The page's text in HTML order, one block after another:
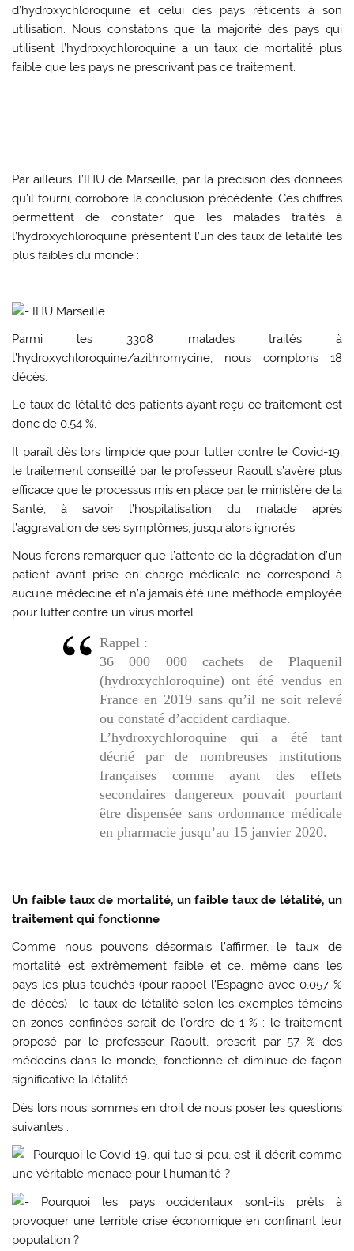
d’hydroxychloroquine et celui des pays réticents à son
utilisation. Nous constatons que la majorité des pays qui
utilisent l’hydroxychloroquine a un taux de mortalité plus
faible que les pays ne prescrivant pas ce traitement.
Par ailleurs, l’IHU de Marseille, par la précision des données
qu’il fourni, corrobore la conclusion précédente. Ces chiffres
permettent de constater que les malades traités à
l’hydroxychloroquine présentent l’un des taux de létalité les
plus faibles du monde :
IHU Marseille
Parmi les 3308 malades traités à
l’hydroxychloroquine/azithromycine, nous comptons 18
décès.
Le taux de létalité des patients ayant reçu ce traitement est
donc de 0,54 %.
Il paraît dès lors limpide que pour lutter contre le Covid-19,
le traitement conseillé par le professeur Raoult s’avère plus
efficace que le processus mis en place par le ministère de la
Santé, à savoir l’hospitalisation du malade après
l’aggravation de ses symptômes, jusqu’alors ignorés.
Nous ferons remarquer que l’attente de la dégradation d’un
patient avant prise en charge médicale ne correspond à
aucune médecine et n’a jamais été une méthode employée
pour lutter contre un virus mortel.
Rappel :
36 000 000 cachets de Plaquenil
(hydroxychloroquine) ont été vendus en
France en 2019 sans qu’il ne soit relevé
ou constaté d’accident cardiaque.
L’hydroxychloroquine qui a été tant
décrié par de nombreuses institutions
françaises comme ayant des effets
secondaires dangereux pouvait pourtant
être dispensée sans ordonnance médicale
en pharmacie jusqu’au 15 janvier 2020.
Un faible taux de mortalité, un faible taux de létalité, un
traitement qui fonctionne
Comme nous pouvons désormais l’affirmer, le taux de
mortalité est extrêmement faible et ce, même dans les
pays les plus touchés (pour rappel l’Espagne avec 0,057 %
de décès) ; le taux de létalité selon les exemples témoins
en zones confinées serait de l’ordre de 1 % ; le traitement
proposé par le professeur Raoult, prescrit par 57 % des
médecins dans le monde, fonctionne et diminue de façon
significative la létalité.
Dès lors nous sommes en droit de nous poser les questions
suivantes :
Pourquoi le Covid-19, qui tue si peu, est-il décrit comme
une véritable menace pour l’humanité ?
Pourquoi les pays occidentaux sont-ils prêts à
provoquer une terrible crise économique en confinant leur
population ?